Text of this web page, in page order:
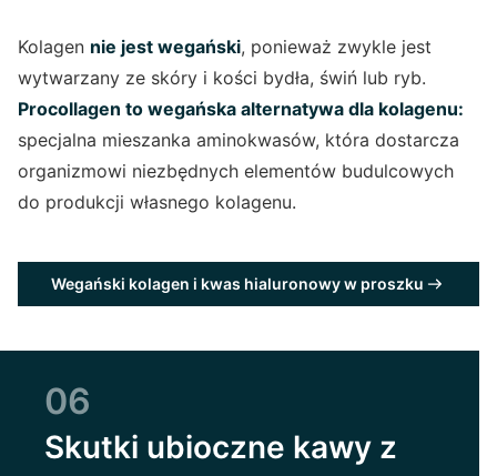
Kolagen nie jest wegański, ponieważ zwykle jest
wytwarzany ze skóry i kości bydła, świń lub ryb.
Procollagen to wegańska alternatywa dla kolagenu:
specjalna mieszanka aminokwasów, która dostarcza
organizmowi niezbędnych elementów budulcowych
do produkcji własnego kolagenu.
Wegański kolagen i kwas hialuronowy w proszku
06
Skutki ubioczne kawy z